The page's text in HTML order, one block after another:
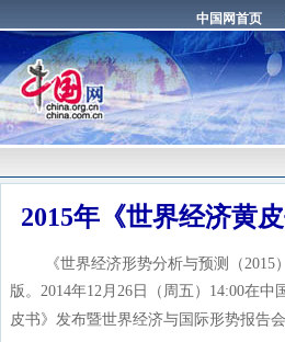
2015年《世界经济黄
《世界经济形势分析与预测（2015）
版。2014年12月26日（周五）14:00在
皮书》发布暨世界经济与国际形势报告